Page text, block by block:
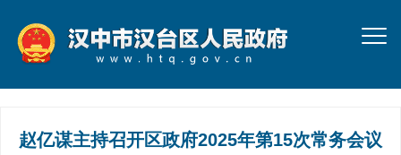
赵亿谋主持召开区政府2025年第15次常务会议